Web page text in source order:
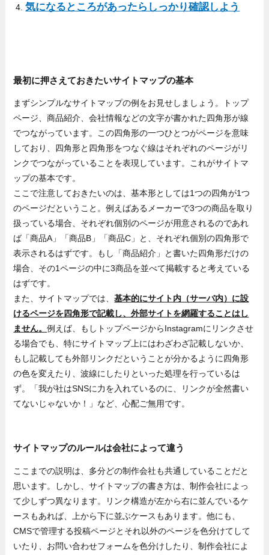
気になるところがあったらしっかり確認しよう
最初に押さえておきたいサイトマップの基本
まずシンプルなサイトマップの例をお見せしましょう。トップ
ページ、商品紹介、会社情報などの文字が書かれた四角形が線
でつながっています。この四角形の一つひとつがページを意味
しており、四角形と四角形をつなぐ線はそれぞれのページがリ
ンクでつながっていることを表現しています。これがサイトマ
ップの基本です。
ここで注意しておきたいのは、基本形としては1つの四角が1つ
のページだということ。例えばあるメーカーで3つの商品を取り
扱っている場合、それぞれ個別のページが用意されるのであれ
ば「商品A」「商品B」「商品C」と、それぞれ個別の四角形で
表示されるはずです。もし「商品紹介」と書いた四角形だけの
場合、その1ページの中に3商品を並べて掲載すると考えている
はずです。
また、サイトマップでは、基本的にサイト内（サーバ内）に設
けるページを四角形で記載し、外部サイトを網羅することはし
ません。例えば、もしトップページからInstagramにリンクさせ
る場合でも、特にサイトマップ上にはわざわざ記載しないか、
もし記載しても外部リンクだということが分かるように四角形
の色を変えたり、波線にしたりといった処理を行っているは
ず。「我が社はSNSに力を入れているのに、リンクが全然書い
てないじゃないか！」など、心配ご無用です。
サイトマップのルールは会社によって違う
ここまでの説明は、多分どの制作会社も共通していることだと
思います。しかし、サイトマップの書き方は、制作会社によっ
て少しずつ異なります。リンク構造が左から右に並んでいるケ
ースもあれば、上から下に並ぶケースもあります。他にも、
CMSで管理する投稿ページとそれ以外のページを色分けてして
いたり、お問い合わせフォームを色分けしたり、制作会社によ